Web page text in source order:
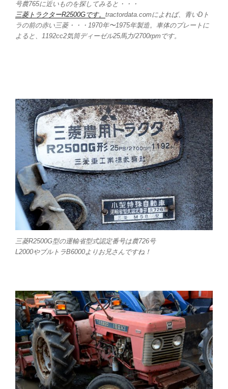
号農765に近いものを探してみると・・・
三菱トラクターR2500Gです。 tractordata.comによれば、青いDト
ラの前の赤い三菱・・・1970年〜1975年製造。車体のプレートに
よると、1192cc2気筒ディーゼル25馬力/2700rpmです。
三菱R2500G型の運輸省型式認定番号は農726号
L2000やブルトラB6000よりお兄さんですね！